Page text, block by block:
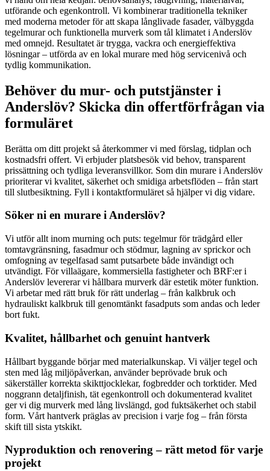
utförande och egenkontroll. Vi kombinerar traditionella tekniker
med moderna metoder för att skapa långlivade fasader, välbyggda
tegelmurar och funktionella murverk som tål klimatet i Anderslöv
med omnejd. Resultatet är trygga, vackra och energieffektiva
lösningar – utförda av en lokal murare med hög servicenivå och
tydlig kommunikation.
Behöver du mur- och putstjänster i
Anderslöv? Skicka din offertförfrågan via
formuläret
Berätta om ditt projekt så återkommer vi med förslag, tidplan och
kostnadsfri offert. Vi erbjuder platsbesök vid behov, transparent
prissättning och tydliga leveransvillkor. Som din murare i Anderslöv
prioriterar vi kvalitet, säkerhet och smidiga arbetsflöden – från start
till slutbesiktning. Fyll i kontaktformuläret så hjälper vi dig vidare.
Söker ni en murare i Anderslöv?
Vi utför allt inom murning och puts: tegelmur för trädgård eller
tomtavgränsning, fasadmur och stödmur, lagning av sprickor och
omfogning av tegelfasad samt putsarbete både invändigt och
utvändigt. För villaägare, kommersiella fastigheter och BRF:er i
Anderslöv levererar vi hållbara murverk där estetik möter funktion.
Vi arbetar med rätt bruk för rätt underlag – från kalkbruk och
hydrauliskt kalkbruk till genomtänkt fasadputs som andas och leder
bort fukt.
Kvalitet, hållbarhet och genuint hantverk
Hållbart byggande börjar med materialkunskap. Vi väljer tegel och
sten med låg miljöpåverkan, använder beprövade bruk och
säkerställer korrekta skikttjocklekar, fogbredder och torktider. Med
noggrann detaljfinish, tät egenkontroll och dokumenterad kvalitet
ger vi dig murverk med lång livslängd, god fuktsäkerhet och stabil
form. Vårt hantverk präglas av precision i varje fog – från första
skift till sista ytskikt.
Nyproduktion och renovering – rätt metod för varje
projekt